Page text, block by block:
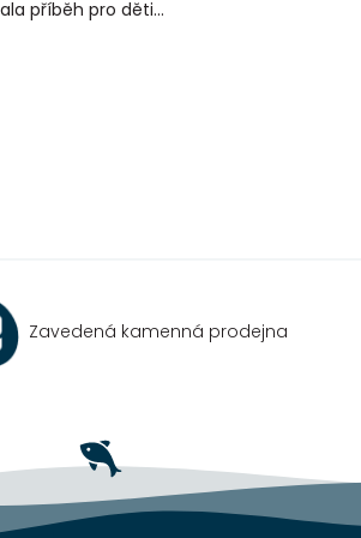
příběh pro děti...
Zavedená kamenná prodejna